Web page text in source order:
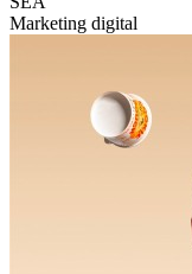
Marketing digital